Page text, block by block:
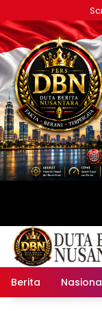
ke
konten
Berita